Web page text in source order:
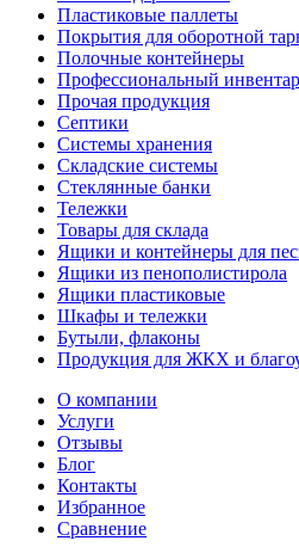
Пластиковые паллеты
Покрытия для оборотной
Полочные контейнеры
Профессиональный
Прочая продукция
Септики
Системы хранения
Складские системы
Стеклянные банки
Тележки
Товары для склада
Ящики и контейнеры для
Ящики из пенополистирола
Ящики пластиковые
Шкафы и тележки
Бутыли, флаконы
Продукция для ЖКХ и
О компании
Услуги
Отзывы
Блог
Контакты
Избранное
Сравнение